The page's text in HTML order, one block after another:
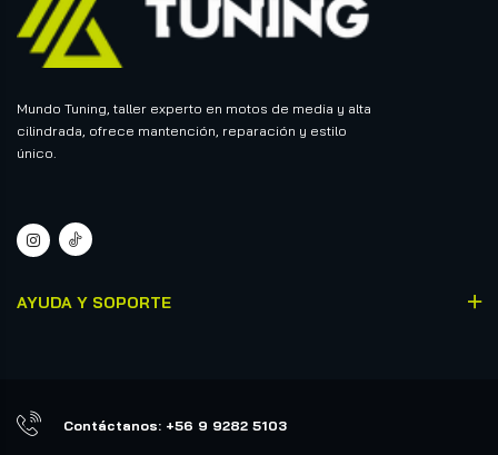
Mundo Tuning, taller experto en motos de media y alta
cilindrada, ofrece mantención, reparación y estilo
único.
AYUDA Y SOPORTE
Contáctanos: +56 9 9282 5103